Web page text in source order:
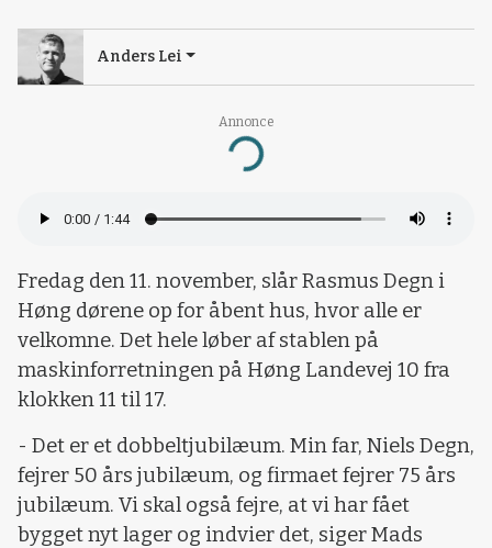
Annonce
Loading...
Anders Lei
Fredag den 11. november, slår Rasmus Degn i
Høng dørene op for åbent hus, hvor alle er
velkomne. Det hele løber af stablen på
maskinforretningen på Høng Landevej 10 fra
klokken 11 til 17.
- Det er et dobbeltjubilæum. Min far, Niels Degn,
fejrer 50 års jubilæum, og firmaet fejrer 75 års
jubilæum. Vi skal også fejre, at vi har fået
bygget nyt lager og indvier det, siger Mads